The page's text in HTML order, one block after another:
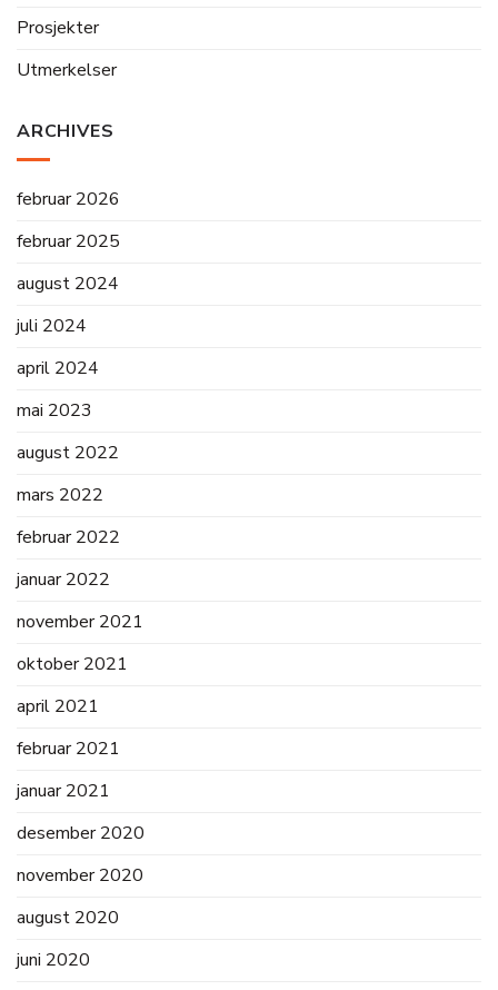
Prosjekter
Utmerkelser
ARCHIVES
februar 2026
februar 2025
august 2024
juli 2024
april 2024
mai 2023
august 2022
mars 2022
februar 2022
januar 2022
november 2021
oktober 2021
april 2021
februar 2021
januar 2021
desember 2020
november 2020
august 2020
juni 2020